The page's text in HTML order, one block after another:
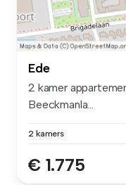
Ede
2 kamer
Beeckmanla...
2 kamers
€ 1.775